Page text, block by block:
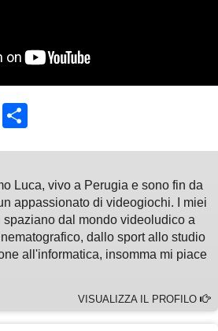
WhatsApp
Luca, vivo a Perugia e sono fin da
appassionato di videogiochi. I miei
spaziano dal mondo videoludico a
dallo sport allo studio
all'informatica, insomma mi piace
VISUALIZZA IL PROFILO